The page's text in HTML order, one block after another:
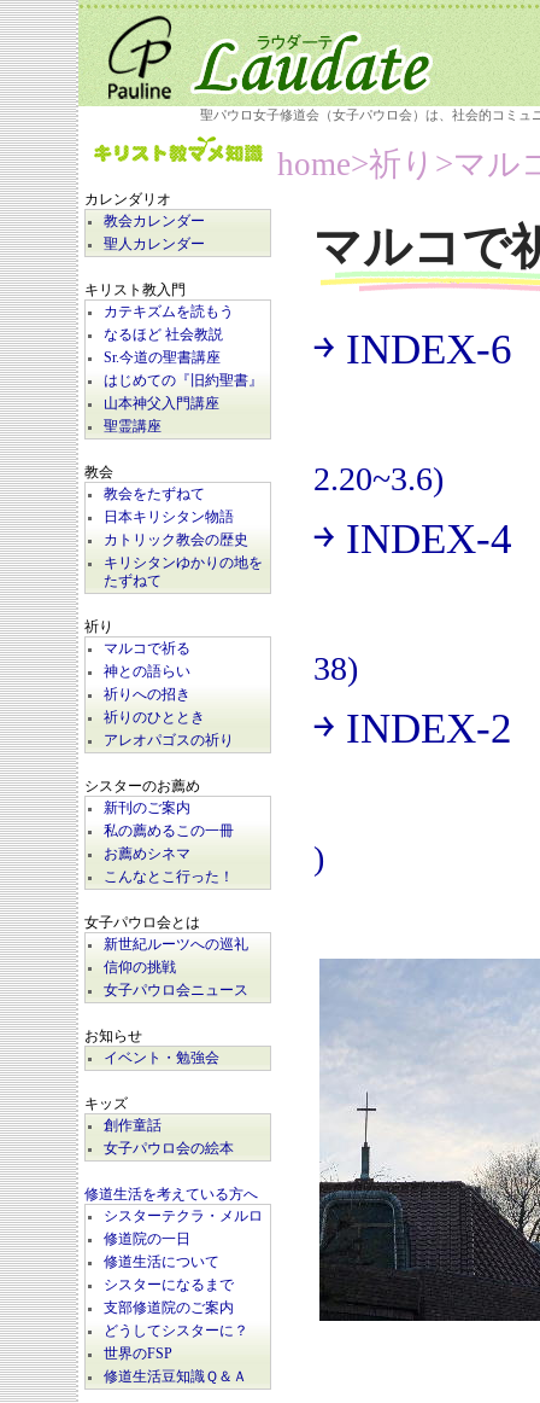
聖パウロ女子修道会（女子パウロ会）は、社会的コミ
カレンダリオ
教会カレンダー
聖人カレンダー
キリスト教入門
カテキズムを読もう
なるほど 社会教説
Sr.今道の聖書講座
はじめての『旧約聖書』
山本神父入門講座
聖霊講座
教会
教会をたずねて
日本キリシタン物語
カトリック教会の歴史
キリシタンゆかりの地を
たずねて
祈り
マルコで祈る
神との語らい
祈りへの招き
祈りのひととき
アレオパゴスの祈り
シスターのお薦め
新刊のご案内
私の薦めるこの一冊
お薦めシネマ
こんなとこ行った！
女子パウロ会とは
新世紀ルーツへの巡礼
信仰の挑戦
女子パウロ会ニュース
お知らせ
イベント・勉強会
キッズ
創作童話
女子パウロ会の絵本
修道生活を考えている方へ
シスターテクラ・メルロ
修道院の一日
修道生活について
シスターになるまで
支部修道院のご案内
どうしてシスターに？
世界のFSP
修道生活豆知識Ｑ＆Ａ
home>祈り>マル
マルコで
￫ INDEX-6
2.20~3.6)
￫ INDEX-4
38)
￫ INDEX-2
)